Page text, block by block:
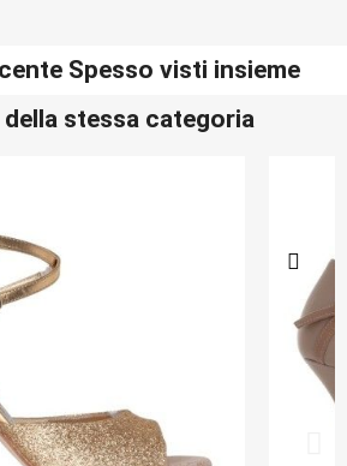
Spesso visti insieme
stessa categoria